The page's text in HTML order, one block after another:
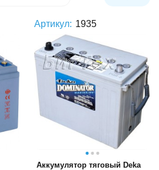
Артикул: 1935
Аккумулятор тяговый Deka